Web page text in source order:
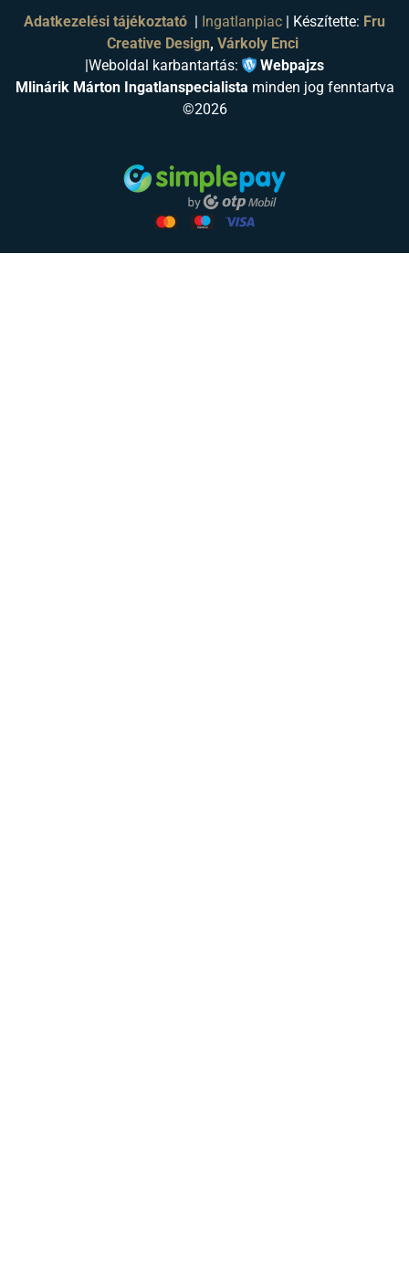
Adatkezelési tájékoztató Ingatlanpiac | Készítette: Fru
Creative Design, Várkoly Enci
Weboldal karbantartás:
Webpajzs
Mlinárik Márton Ingatlanspecialista minden jog fenntartva
©2026